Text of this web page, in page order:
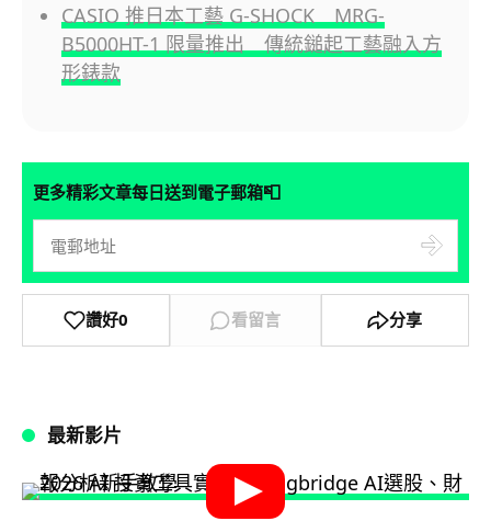
CASIO 推日本工藝 G-SHOCK MRG-
B5000HT-1 限量推出 傳統鎚起工藝融入方
形錶款
更多精彩文章每日送到電子郵箱📮
讚好0 看留言 分享
最新影片